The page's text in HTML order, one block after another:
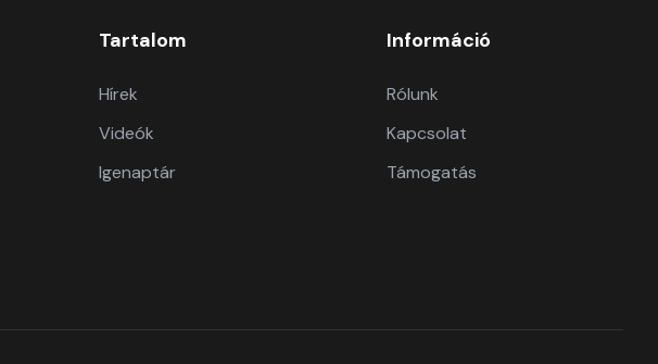
Tartalom
Hírek
Videók
Igenaptár
Információ
Rólunk
Kapcsolat
Támogatás